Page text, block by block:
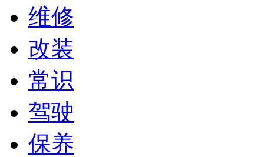
维修
改装
常识
驾驶
保养